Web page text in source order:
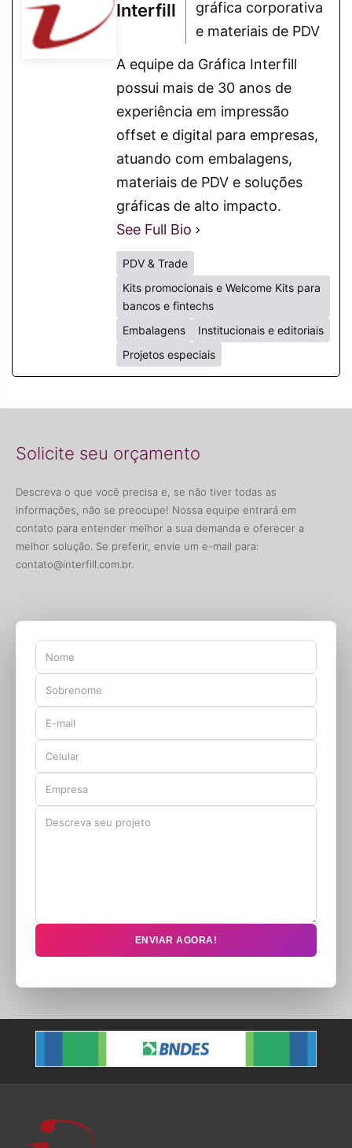
Interfill
gráfica corporativa
e materiais de PDV
A equipe da Gráfica Interfill
possui mais de 30 anos de
experiência em impressão
offset e digital para empresas,
atuando com embalagens,
materiais de PDV e soluções
gráficas de alto impacto.
See Full Bio
PDV & Trade
Kits promocionais e Welcome Kits para
bancos e fintechs
Embalagens
Institucionais e editoriais
Projetos especiais
Solicite seu orçamento
Descreva o que você precisa e, se não tiver todas as
informações, não se preocupe! Nossa equipe entrará em
contato para entender melhor a sua demanda e oferecer a
melhor solução. Se preferir, envie um e-mail para:
contato@interfill.com.br.
ENVIAR AGORA!